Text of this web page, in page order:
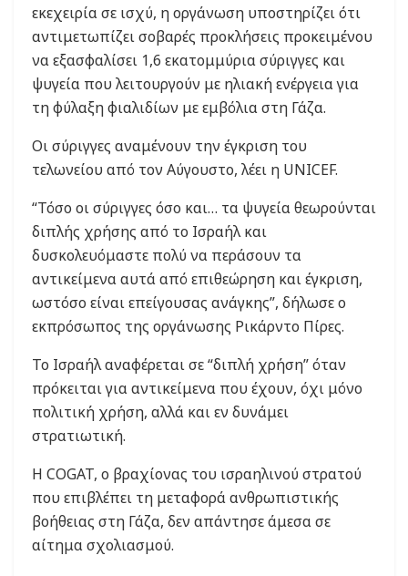
εκεχειρία σε ισχύ, η οργάνωση υποστηρίζει ότι
αντιμετωπίζει σοβαρές προκλήσεις προκειμένου
να εξασφαλίσει 1,6 εκατομμύρια σύριγγες και
ψυγεία που λειτουργούν με ηλιακή ενέργεια για
τη φύλαξη φιαλιδίων με εμβόλια στη Γάζα.
Οι σύριγγες αναμένουν την έγκριση του
τελωνείου από τον Αύγουστο, λέει η UNICEF.
“Τόσο οι σύριγγες όσο και… τα ψυγεία θεωρούνται
διπλής χρήσης από το Ισραήλ και
δυσκολευόμαστε πολύ να περάσουν τα
αντικείμενα αυτά από επιθεώρηση και έγκριση,
ωστόσο είναι επείγουσας ανάγκης”, δήλωσε ο
εκπρόσωπος της οργάνωσης Ρικάρντο Πίρες.
Το Ισραήλ αναφέρεται σε “διπλή χρήση” όταν
πρόκειται για αντικείμενα που έχουν, όχι μόνο
πολιτική χρήση, αλλά και εν δυνάμει
στρατιωτική.
Η COGAT, ο βραχίονας του ισραηλινού στρατού
που επιβλέπει τη μεταφορά ανθρωπιστικής
βοήθειας στη Γάζα, δεν απάντησε άμεσα σε
αίτημα σχολιασμού.